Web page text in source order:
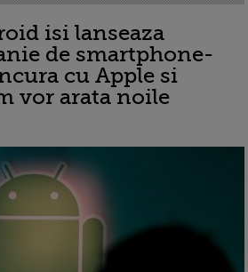
isi lanseaza
de smartphone-
cu Apple si
vor arata noile